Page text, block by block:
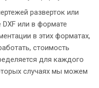
разверток или
или в формате
в этих форматах,
стоимость
для каждого
случаях мы можем